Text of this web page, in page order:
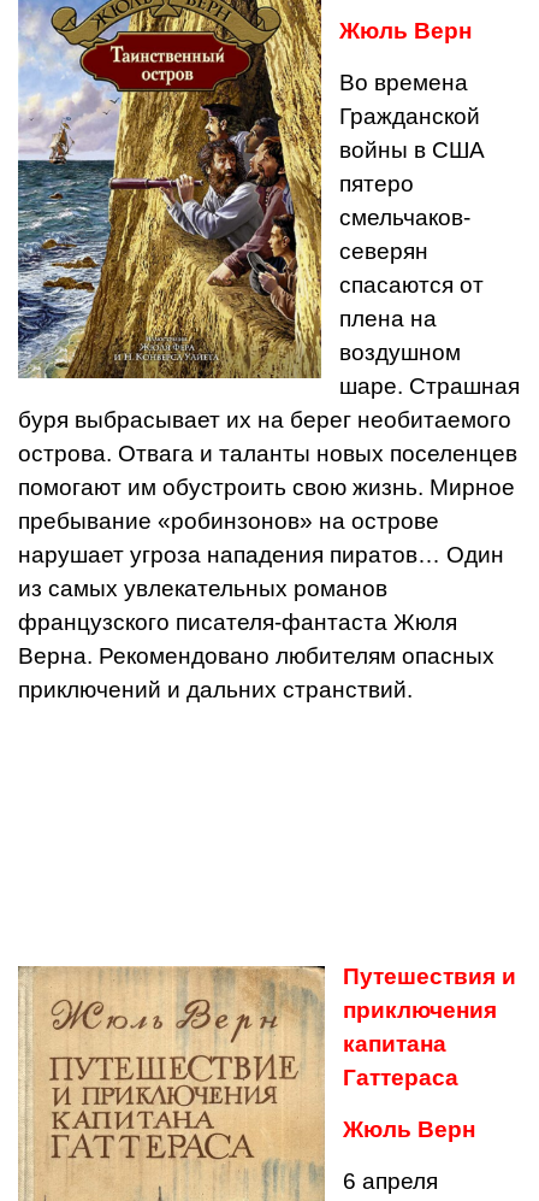
Жюль Верн
Во времена
Гражданской
войны в США
пятеро
смельчаков-
северян
спасаются от
плена на
воздушном
шаре. Страшная
буря выбрасывает их на берег необитаемого
острова. Отвага и таланты новых поселенцев
помогают им обустроить свою жизнь. Мирное
пребывание «робинзонов» на острове
нарушает угроза нападения пиратов… Один
из самых увлекательных романов
французского писателя-фантаста Жюля
Верна. Рекомендовано любителям опасных
приключений и дальних странствий.
Путешествия и
приключения
капитана
Гаттераса
Жюль Верн
6 апреля